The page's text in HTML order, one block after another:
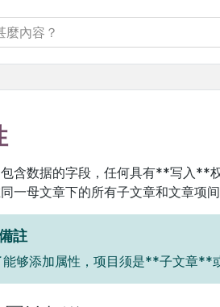
含数据的字段，任何具有**写入**
一母文章下的所有子文章和文章项间
註
能够添加属性，项目须是**子文章**